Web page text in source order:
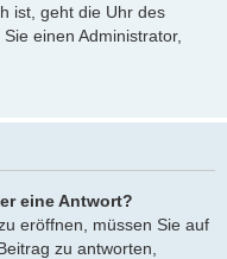
ist, geht die Uhr des
einen Administrator,
eine Antwort?
eröffnen, müssen Sie auf
zu antworten,